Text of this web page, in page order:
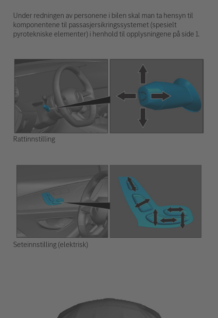
Under redningen av personene i bilen skal man ta hensyn til
komponentene til passasjersikringssystemet (spesielt
pyrotekniske elementer) i henhold til opplysningene på side 1.
Rattinnstilling
Seteinnstilling (elektrisk)